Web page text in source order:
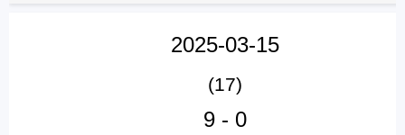
2025-03-15
(17)
9- 0